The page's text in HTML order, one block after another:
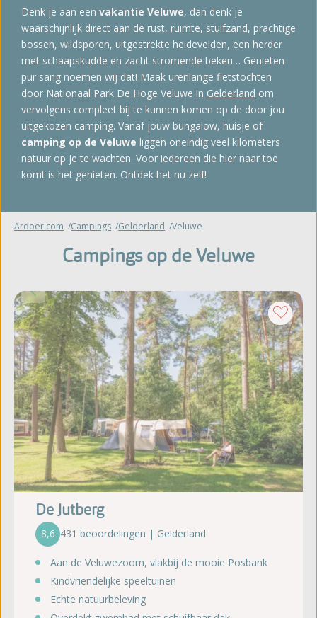
Denk je aan een vakantie Veluwe, dan denk je
waarschijnlijk direct aan de rust, ruimte, stuifzand, prachtige
bossen, wildsporen, uitgestrekte heidevelden, een herder
met schaapskudde en zacht stromende beken… Genieten
pur sang noemen wij dat! Maak urenlange fietstochten
door Nationaal Park De Hoge Veluwe in Gelderland om
vervolgens compleet bij te kunnen komen op de door jou
uitgekozen camping. Vanaf jouw bungalow, huisje of
camping op de Veluwe liggen oneindig veel kilometers
natuur op je te wachten. Voor iedereen die hier naar toe
komt is het genieten. Ontdek het nu zelf!
Ardoer.com Campings Gelderland Veluwe
Campings op de Veluwe
De Jutberg
8,6 431 beoordelingen | Gelderland
Aan de Veluwezoom, vlakbij de mooie Posbank
Kindvriendelijke speeltuinen
Echte natuurbeleving